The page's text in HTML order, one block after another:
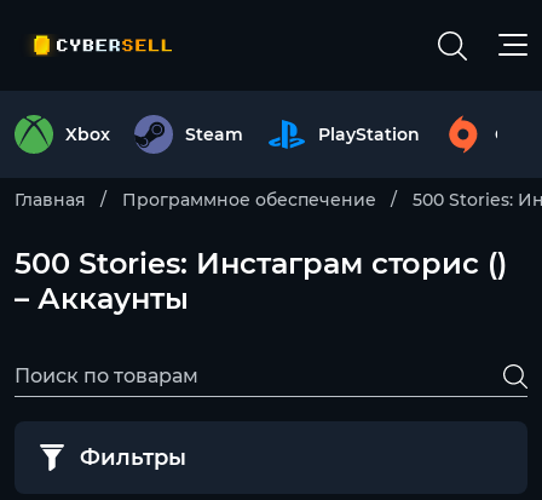
Xbox Steam PlayStation
Главная Программное обеспечение 500 Stories:
500 Stories: Инстаграм сторис ()
– Аккаунты
Фильтры